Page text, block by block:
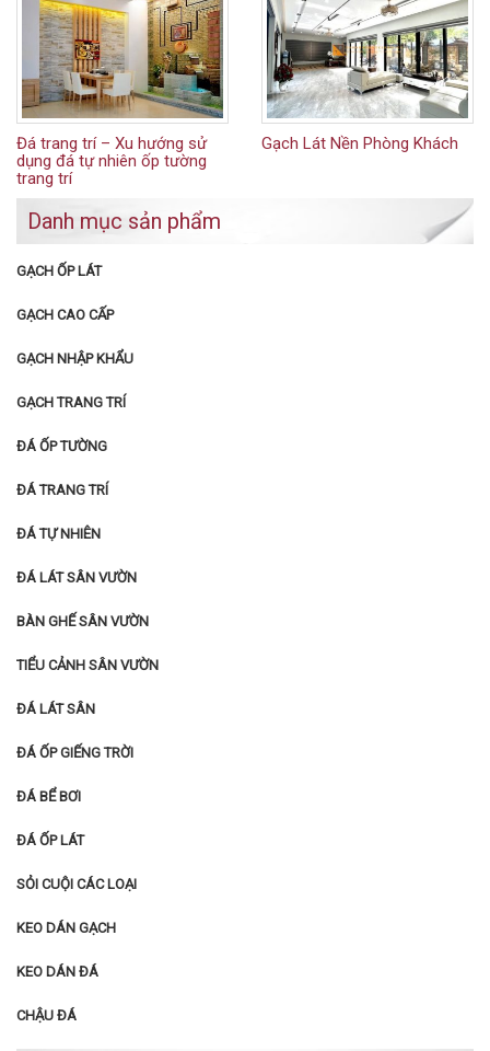
Đá trang trí – Xu hướng sử
dụng đá tự nhiên ốp tường
trang trí
Gạch Lát Nền Phòng Khách
Danh mục sản phẩm
GẠCH ỐP LÁT
GẠCH CAO CẤP
GẠCH NHẬP KHẨU
GẠCH TRANG TRÍ
ĐÁ ỐP TƯỜNG
ĐÁ TRANG TRÍ
ĐÁ TỰ NHIÊN
ĐÁ LÁT SÂN VƯỜN
BÀN GHẾ SÂN VƯỜN
TIỂU CẢNH SÂN VƯỜN
ĐÁ LÁT SÂN
ĐÁ ỐP GIẾNG TRỜI
ĐÁ BỂ BƠI
ĐÁ ỐP LÁT
SỎI CUỘI CÁC LOẠI
KEO DÁN GẠCH
KEO DÁN ĐÁ
CHẬU ĐÁ